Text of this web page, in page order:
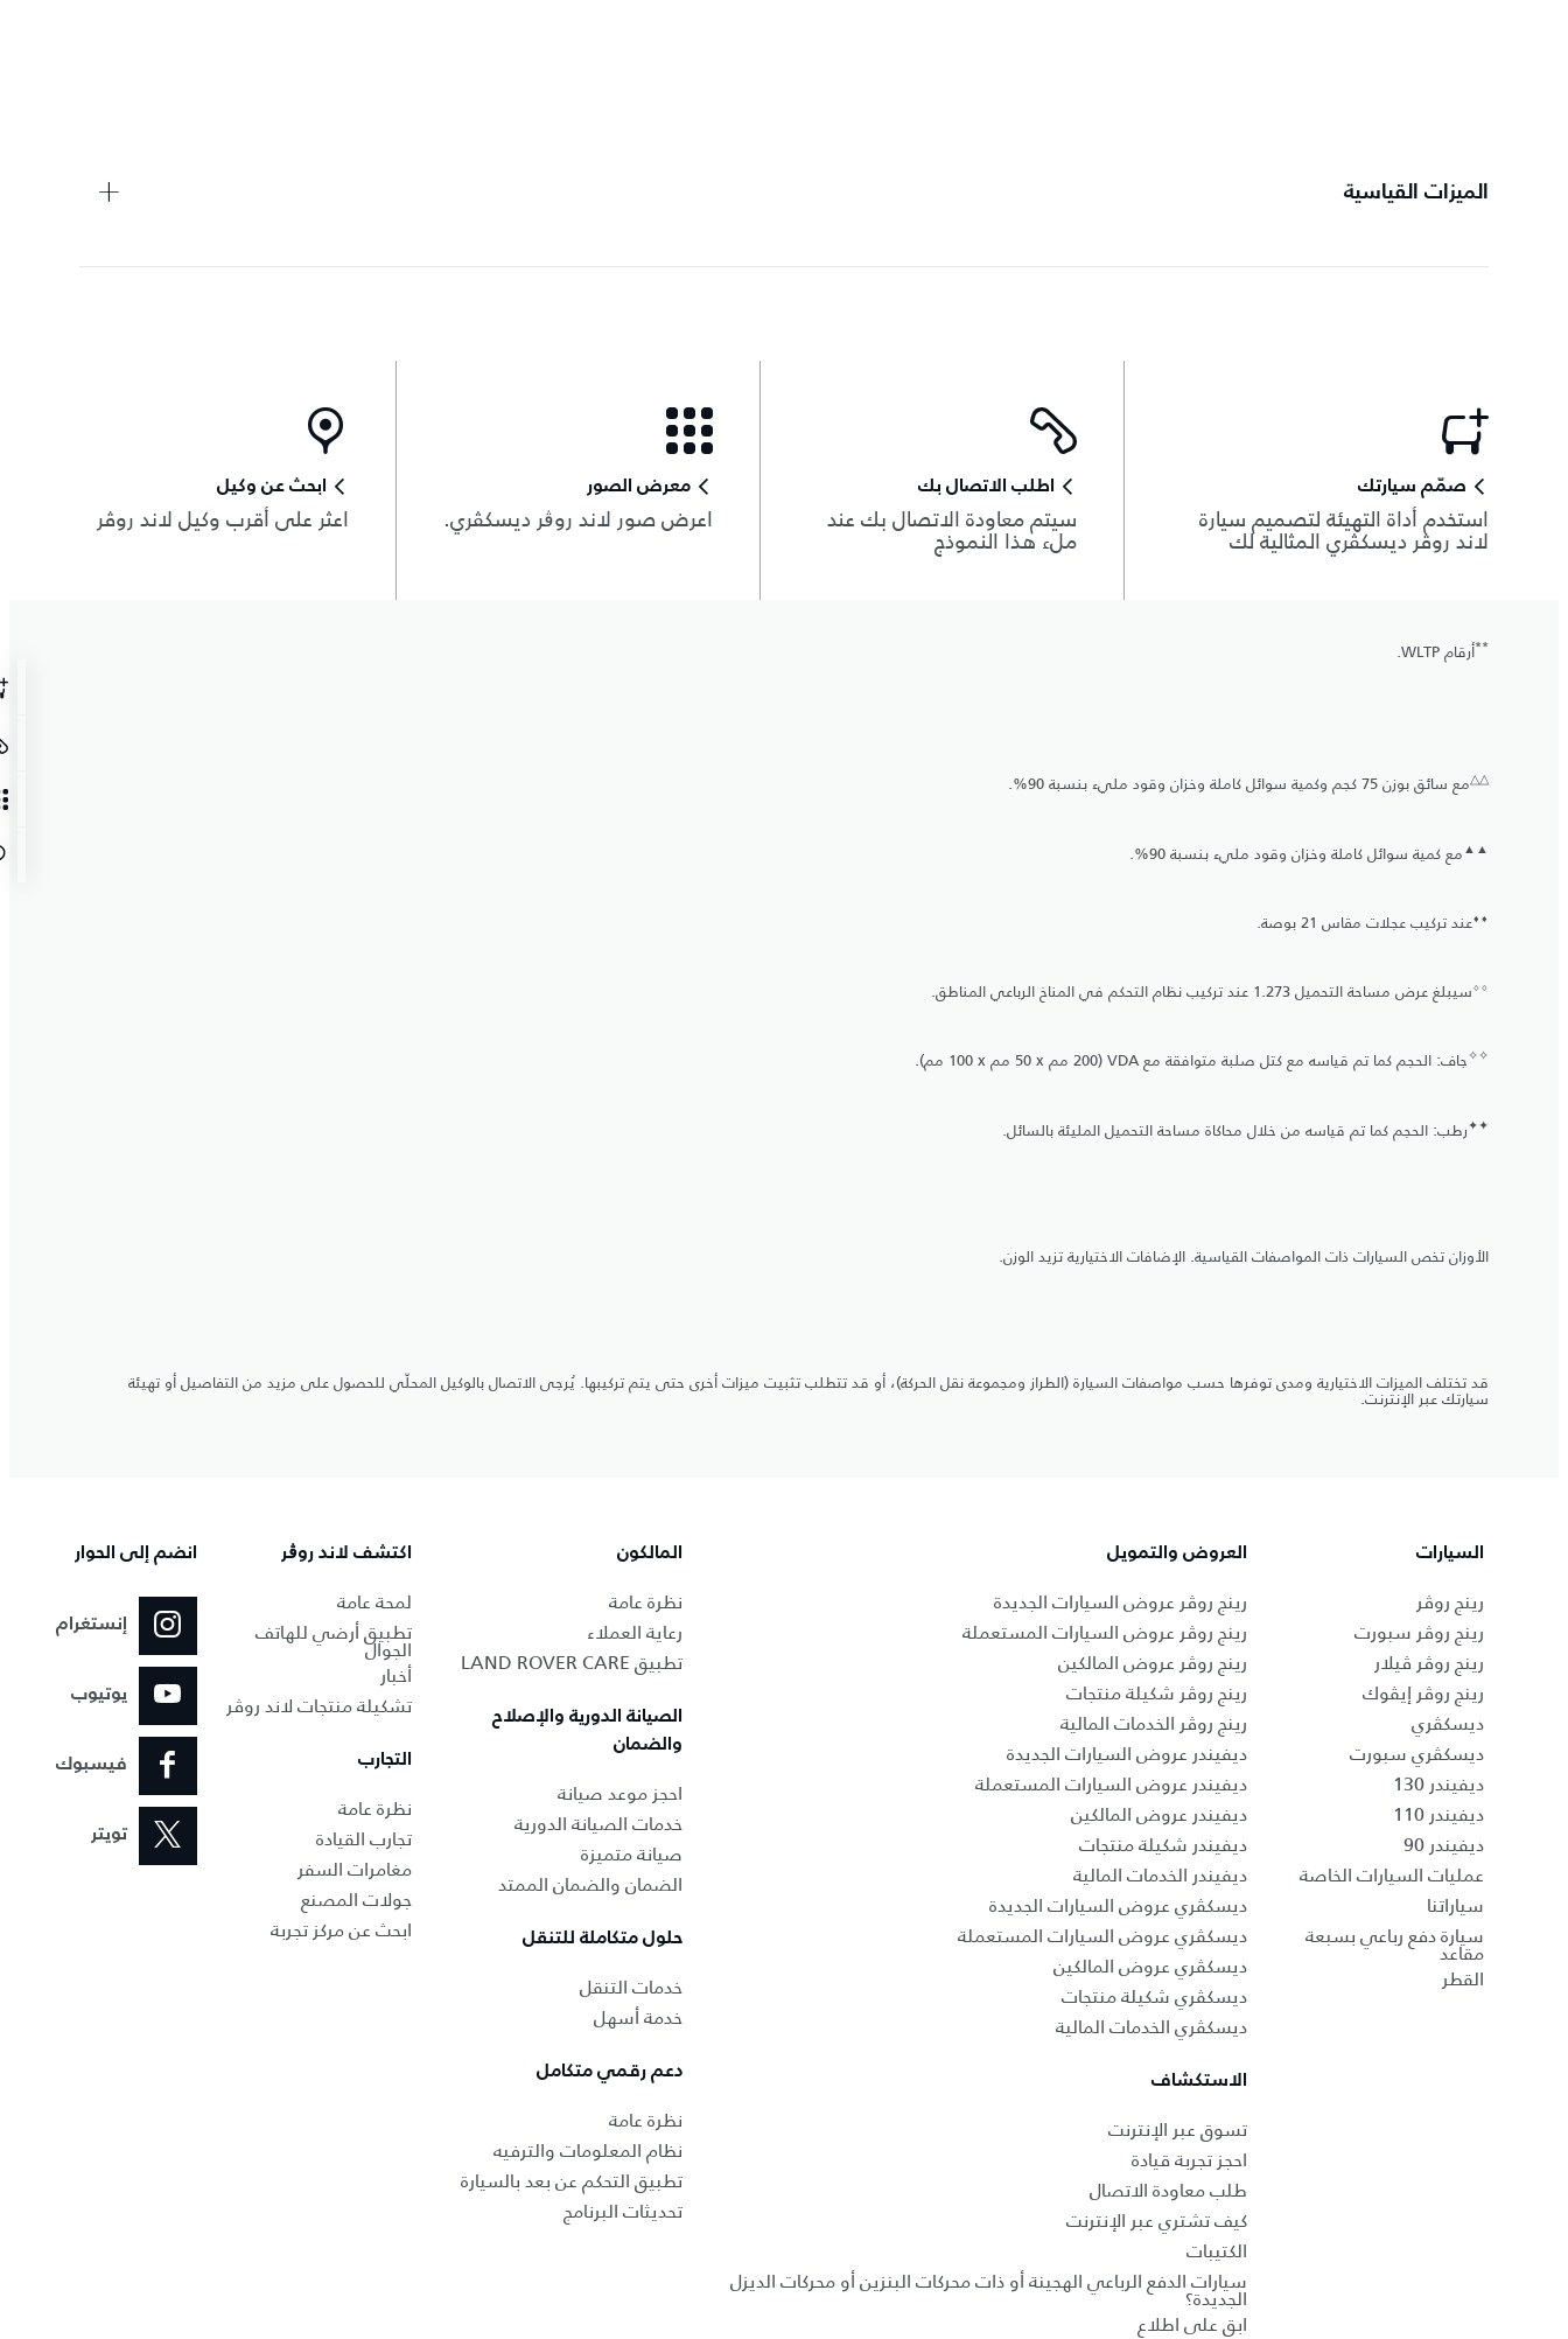
الميزات القياسية
صمّم سيارتك
استخدم أداة التهيئة لتصميم سيارة
لاند روڤر ديسكڤري المثالية لك
اطلب الاتصال بك
سيتم معاودة الاتصال بك عند
ملء هذا النموذج
معرض الصور
اعرض صور لاند روڨر ديسكڤري.
ابحث عن وكيل
اعثر على أقرب وكيل لاند روڤر
**أرقام WLTP.
△
△مع سائق بوزن 75 كجم وكمية سوائل كاملة وخزان وقود مليء بنسبة 90%.
▲
▲مع كمية سوائل كاملة وخزان وقود مليء بنسبة 90%.
⬧
⬧عند تركيب عجلات مقاس 21 بوصة.
⬨
⬨سيبلغ عرض مساحة التحميل 1.273 عند تركيب نظام التحكم في المناخ الرباعي المناطق.
✧
✧جاف: الحجم كما تم قياسه مع كتل صلبة متوافقة مع VDA (‏200 مم x ‏50 مم x ‏100 مم).
✦
✦رطب: الحجم كما تم قياسه من خلال محاكاة مساحة التحميل المليئة بالسائل.
الأوزان تخص السيارات ذات المواصفات القياسية. الإضافات الاختيارية تزيد الوزن.
قد تختلف الميزات الاختيارية ومدى توفرها حسب مواصفات السيارة (الطراز ومجموعة نقل الحركة)، أو قد تتطلب تثبيت ميزات أخرى حتى يتم تركيبها. يُرجى الاتصال بالوكيل المحلّي للحصول على مزيد من التفاصيل أو تهيئة
سيارتك عبر الإنترنت.
السيارات
رينج روڤر
رينج روڤر سبورت
رينج روڤر ڤيلار
رينج روڤر إيڤوك
ديسكڤري
ديسكڤري سبورت
ديفيندر 130
ديفيندر 110
ديفيندر 90
عمليات السيارات الخاصة
سياراتنا
سيارة دفع رباعي بسبعة
مقاعد
القطر
العروض والتمويل
رينج روڤر عروض السيارات الجديدة
رينج روڤر عروض السيارات المستعملة
رينج روڤر عروض المالكين
رينج روڤر شكيلة منتجات
رينج روڤر الخدمات المالية
ديفيندر عروض السيارات الجديدة
ديفيندر عروض السيارات المستعملة
ديفيندر عروض المالكين
ديفيندر شكيلة منتجات
ديفيندر الخدمات المالية
ديسكڤري عروض السيارات الجديدة
ديسكڤري عروض السيارات المستعملة
ديسكڤري عروض المالكين
ديسكڤري شكيلة منتجات
ديسكڤري الخدمات المالية
الاستكشاف
تسوق عبر الإنترنت
احجز تجربة قيادة
طلب معاودة الاتصال
كيف تشتري عبر الإنترنت
الكتيبات
سيارات الدفع الرباعي الهجينة أو ذات محركات البنزين أو محركات الديزل
الجديدة؟
ابق على اطلاع
المالكون
نظرة عامة
رعاية العملاء
تطبيق LAND ROVER CARE
الصيانة الدورية والإصلاح
والضمان
احجز موعد صيانة
خدمات الصيانة الدورية
صيانة متميزة
الضمان والضمان الممتد
حلول متكاملة للتنقل
خدمات التنقل
خدمة أسهل
دعم رقمي متكامل
نظرة عامة
نظام المعلومات والترفيه
تطبيق التحكم عن بعد بالسيارة
تحديثات البرنامج
اكتشف لاند روڨر
لمحة عامة
تطبيق أرضي للهاتف
الجوال
أخبار
تشكيلة منتجات لاند روڤر
التجارب
نظرة عامة
تجارب القيادة
مغامرات السفر
جولات المصنع
ابحث عن مركز تجربة
انضم إلى الحوار
إنستغرام
يوتيوب
فيسبوك
تويتر